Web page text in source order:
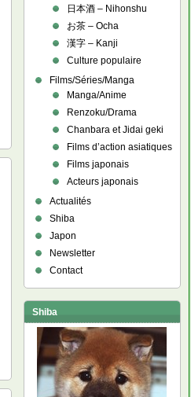
日本酒 – Nihonshu
お茶 – Ocha
漢字 – Kanji
Culture populaire
Films/Séries/Manga
Manga/Anime
Renzoku/Drama
Chanbara et Jidai geki
Films d’action asiatiques
Films japonais
Acteurs japonais
Actualités
Shiba
Japon
Newsletter
Contact
Shiba